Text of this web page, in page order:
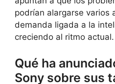
podrían alargarse varios
demanda ligada a la
creciendo al ritmo actual.
Qué ha
Sony sobre sus